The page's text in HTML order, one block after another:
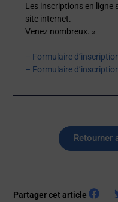
Les inscriptions en ligne
site internet.
Venez nombreux. »
– Formulaire
– Formulaire
Retourner
Partager cet article